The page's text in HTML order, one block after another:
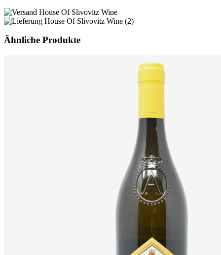
Ähnliche Produkte